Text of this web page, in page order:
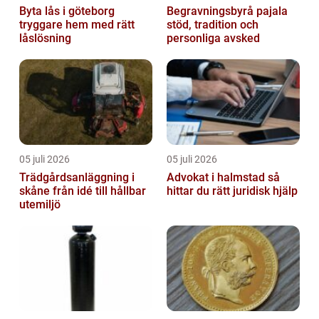
Byta lås i göteborg
tryggare hem med rätt
låslösning
Begravningsbyrå pajala
stöd, tradition och
personliga avsked
05 juli 2026
Trädgårdsanläggning i
skåne från idé till hållbar
utemiljö
05 juli 2026
Advokat i halmstad så
hittar du rätt juridisk hjälp